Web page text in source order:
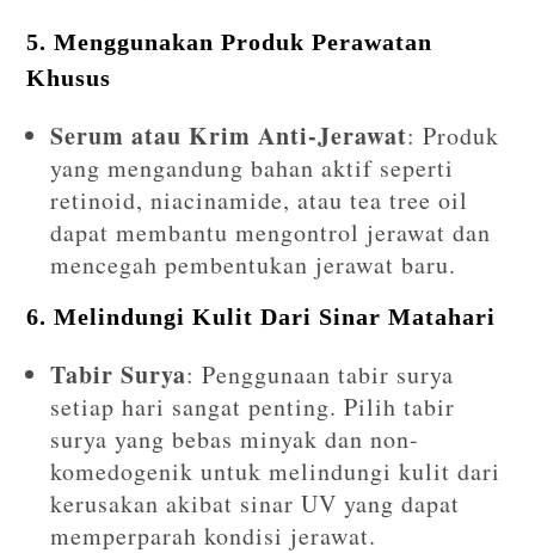
5.Menggunakan Produk Perawatan
Khusus
Serum atau Krim Anti-Jerawat: Produk
yang mengandung bahan aktif seperti
retinoid, niacinamide, atau tea tree oil
dapat membantu mengontrol jerawat dan
mencegah pembentukan jerawat baru.
6.Melindungi Kulit Dari Sinar Matahari
Tabir Surya: Penggunaan tabir surya
setiap hari sangat penting. Pilih tabir
surya yang bebas minyak dan non-
komedogenik untuk melindungi kulit dari
kerusakan akibat sinar UV yang dapat
memperparah kondisi jerawat.